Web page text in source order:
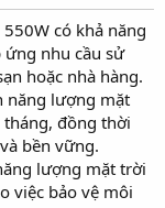
có khả năng
nhu cầu sử
hoặc nhà hàng.
năng lượng mặt
đồng thời
bền vững.
lượng mặt trời
việc bảo vệ môi